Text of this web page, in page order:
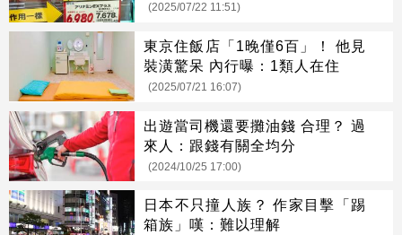
(2025/07/22 11:51)
東京住飯店「1晚僅6百」！ 他見
裝潢驚呆 內行曝：1類人在住
(2025/07/21 16:07)
出遊當司機還要攤油錢 合理？ 過
來人：跟錢有關全均分
(2024/10/25 17:00)
日本不只撞人族？ 作家目擊「踢
箱族」嘆：難以理解